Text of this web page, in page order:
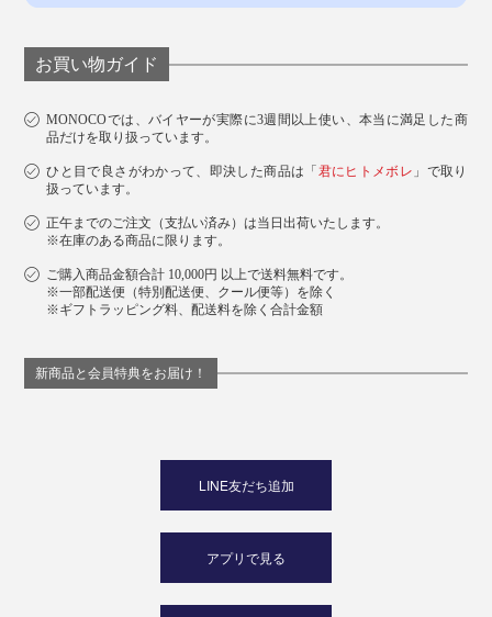
お買い物ガイド
MONOCOでは、バイヤーが実際に3週間以上使い、本当に満足した商
品だけを取り扱っています。
ひと目で良さがわかって、即決した商品は「君にヒトメボレ 」で取り
扱っています。
正午までのご注文（支払い済み）は当日出荷いたします。
※在庫のある商品に限ります。
ご購入商品金額合計 10,000円 以上で送料無料です。
※一部配送便（特別配送便、クール便等）を除く
※ギフトラッピング料、配送料を除く合計金額
新商品と会員特典をお届け！
LINE友だち追加
アプリで見る